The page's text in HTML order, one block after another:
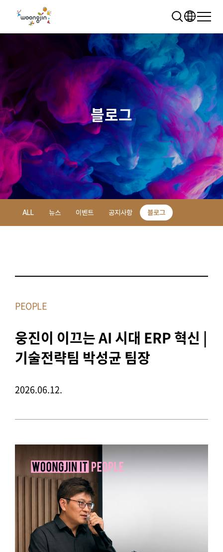
추천 검색어
WRMS WDMS SAP ERP
렌탈 모빌리티 클라우드
블로그
ALL 뉴스 이벤트 공지사항 블로그
PEOPLE
웅진이 이끄는 AI 시대 ERP 혁신 |
기술전략팀 박성균 팀장
2026.06.12.